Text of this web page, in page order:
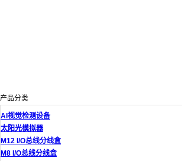
产品分类
AI视觉检测设备
太阳光模拟器
M12 I/O总线分线盒
M8 I/O总线分线盒